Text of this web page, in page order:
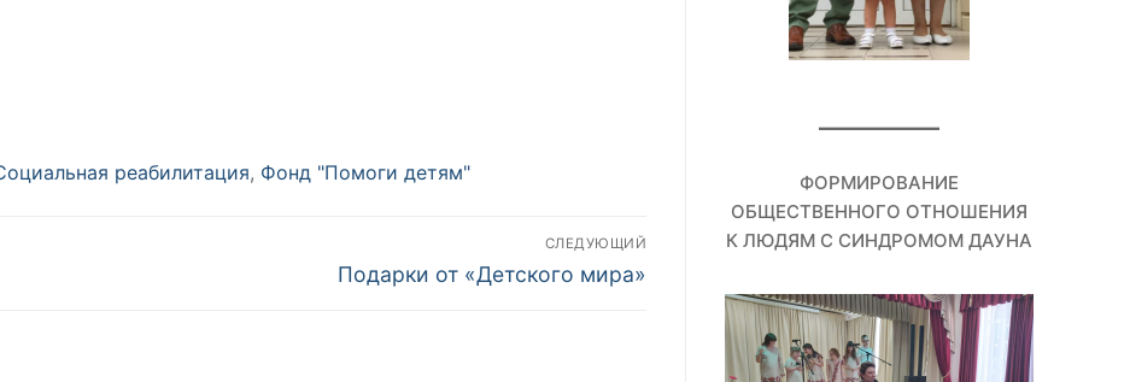
реабилитация, Фонд "Помоги детям"
СЛЕДУЮЩИЙ
Следующая
Подарки от «Детского мира»
ФОРМИРОВАНИЕ
ОБЩЕСТВЕННОГО ОТНОШЕНИЯ
К ЛЮДЯМ С СИНДРОМОМ ДАУНА